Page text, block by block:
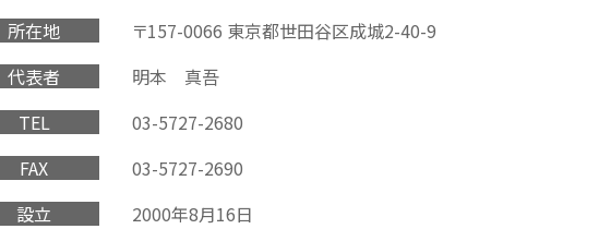
所在地
〒157-0066 東京都世田谷区成城2-40-9
代表者
明本 真吾
TEL
03-5727-2680
FAX
03-5727-2690
設立
2000年8月16日